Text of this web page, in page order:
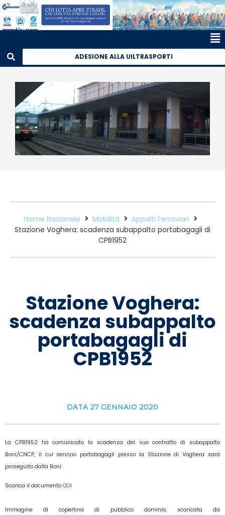
ADESIONE ALLA UILTRASPORTI
Home Nazionale Mobilità
Appalti Ferroviari
Stazione Voghera: scadenza subappalto portabagagli di
CPB1952
Stazione Voghera:
scadenza subappalto
portabagagli di
CPB1952
DATA 27 GENNAIO 2020
La CPB1952 ha comunicato la scadenza del suo contratto di subappalto
Boni/CNCP, il cui servizio portabagagli presso la Stazione di Voghera sarà
proseguito dalla Boni.
Scarica il documento QUI
Immagine di copertina di pubblico dominio, scaricata da